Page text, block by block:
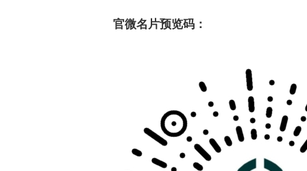
官微名片预览码：